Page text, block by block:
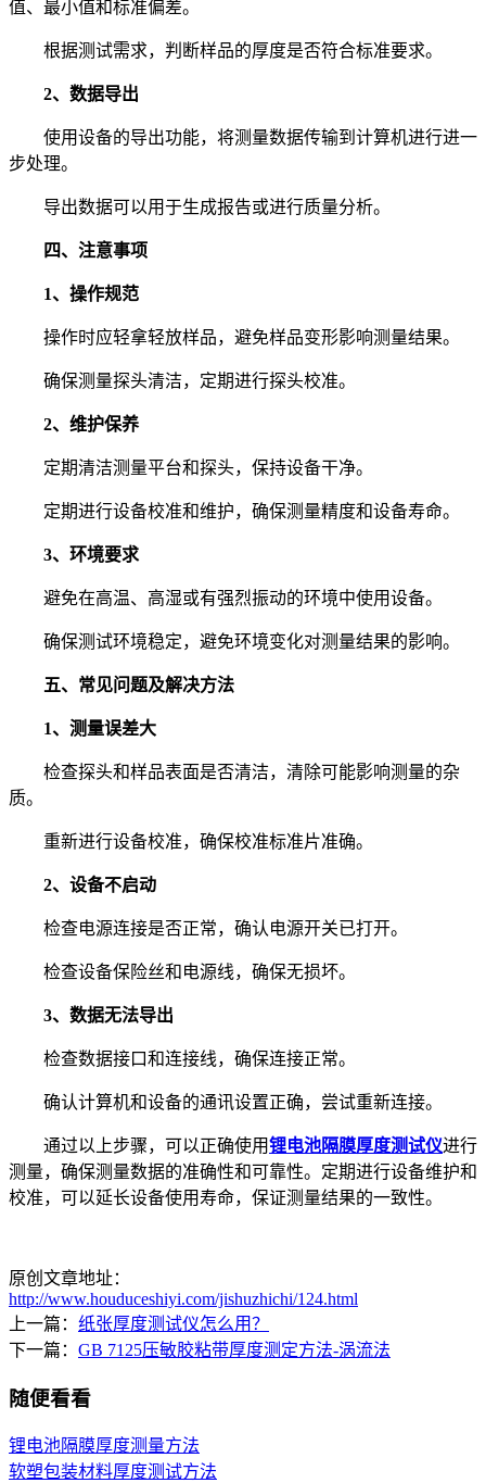
值、最小值和标准偏差。
根据测试需求，判断样品的厚度是否符合标准要求。
2、数据导出
使用设备的导出功能，将测量数据传输到计算机进行进一
步处理。
导出数据可以用于生成报告或进行质量分析。
四、注意事项
1、操作规范
操作时应轻拿轻放样品，避免样品变形影响测量结果。
确保测量探头清洁，定期进行探头校准。
2、维护保养
定期清洁测量平台和探头，保持设备干净。
定期进行设备校准和维护，确保测量精度和设备寿命。
3、环境要求
避免在高温、高湿或有强烈振动的环境中使用设备。
确保测试环境稳定，避免环境变化对测量结果的影响。
五、常见问题及解决方法
1、测量误差大
检查探头和样品表面是否清洁，清除可能影响测量的杂
质。
重新进行设备校准，确保校准标准片准确。
2、设备不启动
检查电源连接是否正常，确认电源开关已打开。
检查设备保险丝和电源线，确保无损坏。
3、数据无法导出
检查数据接口和连接线，确保连接正常。
确认计算机和设备的通讯设置正确，尝试重新连接。
通过以上步骤，可以正确使用锂电池隔膜厚度测试仪进行
测量，确保测量数据的准确性和可靠性。定期进行设备维护和
校准，可以延长设备使用寿命，保证测量结果的一致性。
原创文章地址：
http://www.houduceshiyi.com/jishuzhichi/124.html
上一篇： 纸张厚度测试仪怎么用？
下一篇： GB 7125压敏胶粘带厚度测定方法-涡流法
随便看看
锂电池隔膜厚度测量方法
软塑包装材料厚度测试方法